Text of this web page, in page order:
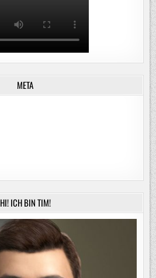
META
HI! ICH BIN TIM!